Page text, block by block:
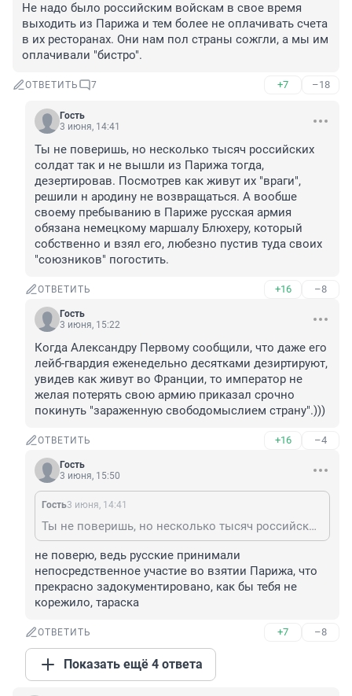
Не надо было российским войскам в свое время
выходить из Парижа и тем более не оплачивать счета
в их ресторанах. Они нам пол страны сожгли, а мы им
оплачивали "бистро".
ОТВЕТИТЬ 7 +7 –18
Гость
3 июня, 14:41
Ты не поверишь, но несколько тысяч российских
солдат так и не вышли из Парижа тогда,
дезертировав. Посмотрев как живут их "враги",
решили н ародину не возвращаться. А вообше
своему пребыванию в Париже русская армия
обязана немецкому маршалу Блюхеру, который
собственно и взял его, любезно пустив туда своих
"союзников" погостить.
ОТВЕТИТЬ +16 –8
Гость
3 июня, 15:22
Когда Александру Первому сообщили, что даже его
лейб-гвардия еженедельно десятками дезиртируют,
увидев как живут во Франции, то император не
желая потерять свою армию приказал срочно
покинуть "зараженную свободомыслием страну".)))
ОТВЕТИТЬ +16 –4
Гость
3 июня, 15:50
Гость3 июня, 14:41
Ты не поверишь, но несколько тысяч российских солдат так и не вышли из Парижа тогда, дезертировав. Посмотрев как живут их "враги", решили н ародину не возвращаться. А вообше своему пребыванию в Париже русская армия обязана немецкому маршалу Блюхеру, который собственно и взял его, любезно пустив туда своих "союзников" погостить.
не поверю, ведь русские принимали
непосредственное участие во взятии Парижа, что
прекрасно задокументировано, как бы тебя не
корежило, тараска
ОТВЕТИТЬ +7 –8
Показать ещё 4 ответа